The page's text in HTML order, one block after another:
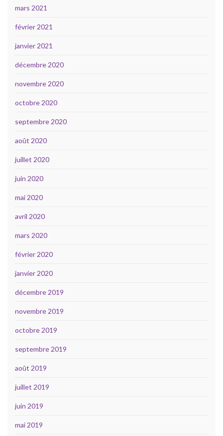
mars 2021
février 2021
janvier 2021
décembre 2020
novembre 2020
octobre 2020
septembre 2020
août 2020
juillet 2020
juin 2020
mai 2020
avril 2020
mars 2020
février 2020
janvier 2020
décembre 2019
novembre 2019
octobre 2019
septembre 2019
août 2019
juillet 2019
juin 2019
mai 2019